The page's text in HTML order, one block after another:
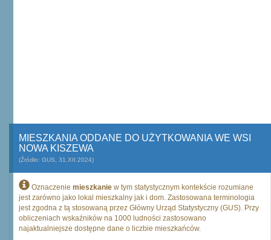
MIESZKANIA ODDANE DO UŻYTKOWANIA WE WSI
NOWA KISZEWA
(Źródło: GUS, 31.XII.2024)
Oznaczenie mieszkanie w tym statystycznym kontekście rozumiane
jest zarówno jako lokal mieszkalny jak i dom. Zastosowana terminologia
jest zgodna z tą stosowaną przez Główny Urząd Statystyczny (GUS). Przy
obliczeniach wskaźników na 1000 ludności zastosowano
najaktualniejsze dostępne dane o liczbie mieszkańców.